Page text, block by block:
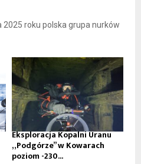
2025 roku polska grupa nurków
Eksploracja Kopalni Uranu
„Podgórze” w Kowarach
poziom -230...